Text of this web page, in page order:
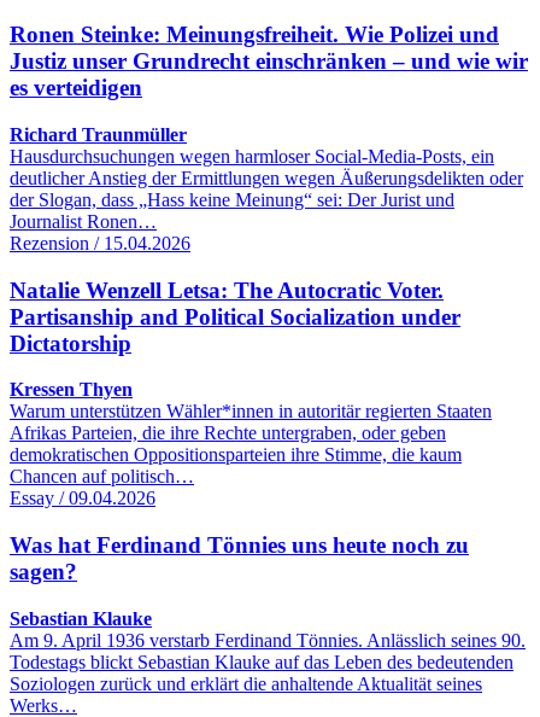
Ronen Steinke: Meinungsfreiheit. Wie Polizei und
Justiz unser Grundrecht einschränken – und wie wir
es verteidigen
Richard Traunmüller
Hausdurchsuchungen wegen harmloser Social-Media-Posts, ein
deutlicher Anstieg der Ermittlungen wegen Äußerungsdelikten oder
der Slogan, dass „Hass keine Meinung“ sei: Der Jurist und
Journalist Ronen…
Rezension / 15.04.2026
Natalie Wenzell Letsa: The Autocratic Voter.
Partisanship and Political Socialization under
Dictatorship
Kressen Thyen
Warum unterstützen Wähler*innen in autoritär regierten Staaten
Afrikas Parteien, die ihre Rechte untergraben, oder geben
demokratischen Oppositionsparteien ihre Stimme, die kaum
Chancen auf politisch…
Essay / 09.04.2026
Was hat Ferdinand Tönnies uns heute noch zu
sagen?
Sebastian Klauke
Am 9. April 1936 verstarb Ferdinand Tönnies. Anlässlich seines 90.
Todestags blickt Sebastian Klauke auf das Leben des bedeutenden
Soziologen zurück und erklärt die anhaltende Aktualität seines
Werks…